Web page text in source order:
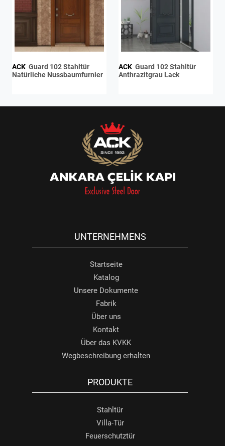
ACK
Natürliche Nussbaumfurnier
ACK
Anthrazitgrau Lack
UNTERNEHMENS
Startseite
Katalog
Unsere Dokumente
Fabrik
Über uns
Kontakt
Über das KVKK
Wegbeschreibung erhalten
PRODUKTE
Stahltür
Villa-Tür
Feuerschutztür